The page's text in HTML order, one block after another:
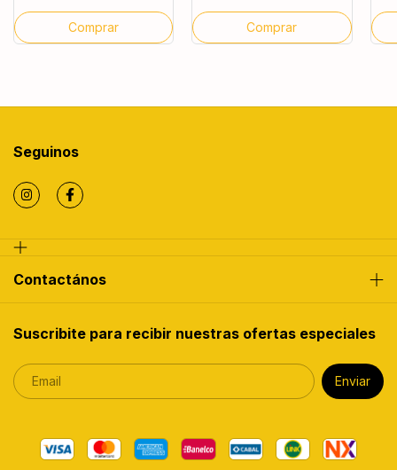
Comprar Comprar
Seguinos
Contactános
Suscribite para recibir nuestras ofertas especiales